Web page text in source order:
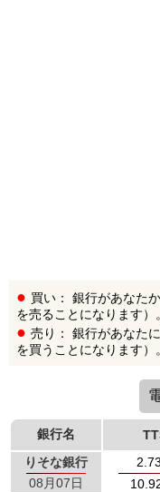
買い： 銀行があなた
を売ることになります）。
売り： 銀行があなた
を買うことになります）。
銀行名
りそな銀行
08月07日